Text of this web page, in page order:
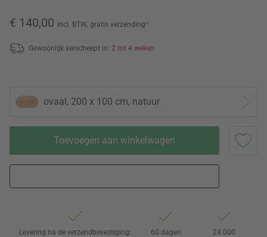
€ 140,00 incl. BTW, gratis verzending*
Gewoonlijk verscheept in: 2 tot 4 weken
ovaal, 200 x 100 cm, natuur
Toevoegen aan winkelwagen
Levering na de verzendbevestiging:
60 dagen
24.000